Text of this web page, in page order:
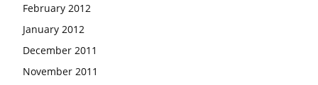
February 2012
January 2012
December 2011
November 2011